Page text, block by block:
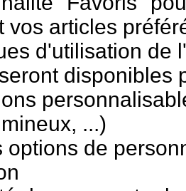
vos articles
d'utilisation de
disponibles
...)
options de